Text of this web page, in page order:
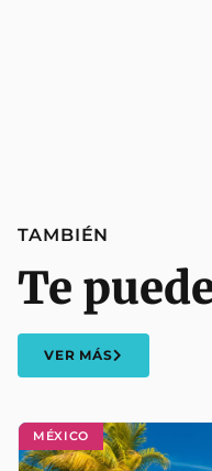
MÉXICO
TAMBIÉN
Te
VER MÁS